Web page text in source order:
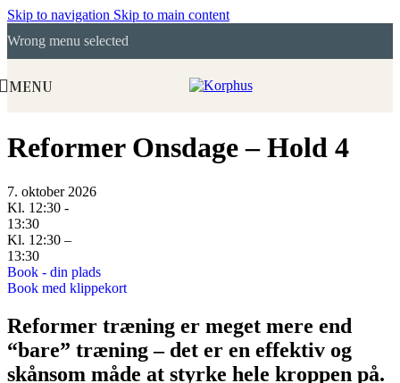
Skip to navigation Skip to main content
Wrong menu selected
MENU
Reformer Onsdage – Hold 4
7. oktober 2026
Kl. 12:30 -
13:30
Kl. 12:30 –
13:30
Book - din plads
Book med klippekort
Reformer træning er meget mere end
“bare” træning – det er en effektiv og
skånsom måde at styrke hele kroppen på.